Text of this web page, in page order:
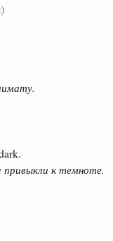
привыкли к темноте.